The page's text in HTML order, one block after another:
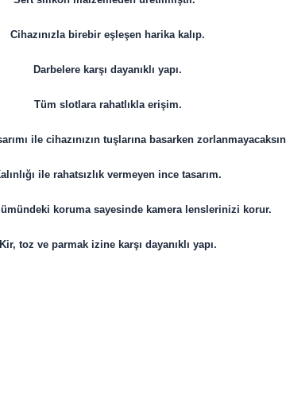
Cihazınızla birebir eşleşen harika kalıp.
Darbelere karşı dayanıklı yapı.
Tüm slotlara rahatlıkla erişim.
ile cihazınızın tuşlarına basarken
ile rahatsızlık vermeyen ince tasarım.
koruma sayesinde kamera lenslerinizi korur.
Kir, toz ve parmak izine karşı dayanıklı yapı.